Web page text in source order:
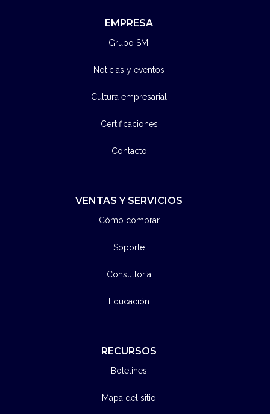
EMPRESA
Grupo SMI
Noticias y eventos
Cultura empresarial
Certificaciones
Contacto
VENTAS Y SERVICIOS
Cómo comprar
Soporte
Consultoría
Educación
RECURSOS
Boletines
Mapa del sitio